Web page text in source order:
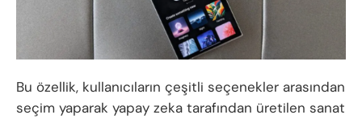
Bu özellik, kullanıcıların çeşitli seçenekler arasından
seçim yaparak yapay zeka tarafından üretilen sanat